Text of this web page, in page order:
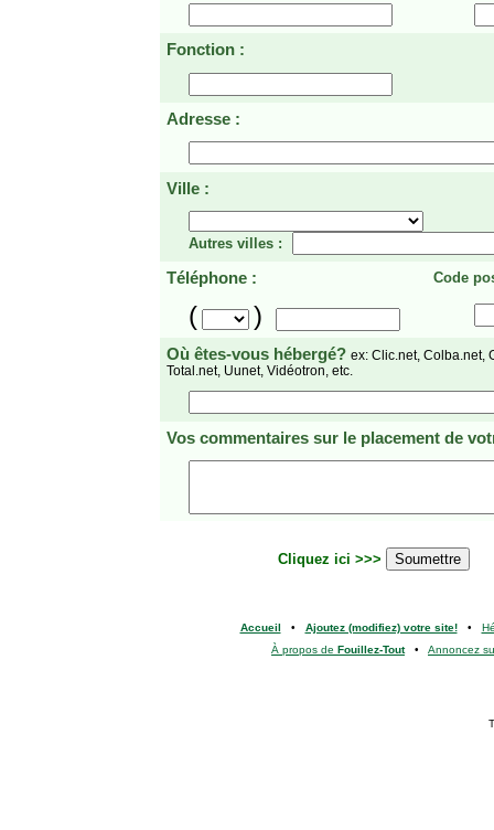
Fonction :
Adresse :
Ville :
Autres villes :
Téléphone : Code
( )
Où êtes-vous hébergé? ex: Clic.net, Colba.net,
Total.net, Uunet, Vidéotron, etc.
Vos commentaires sur le placement de
Cliquez ici >>>
Accueil • Ajoutez (modifiez) votre site!•
À propos de Fouillez-Tout• Annoncez